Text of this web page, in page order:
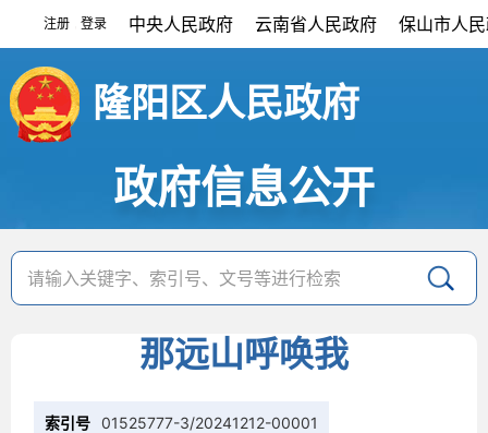
注册 登录 中央人民政府 云南省人民政府 保山市人
隆阳区人民政府
政府信息公开
那远山呼唤我
索引号 01525777-3/20241212-00001